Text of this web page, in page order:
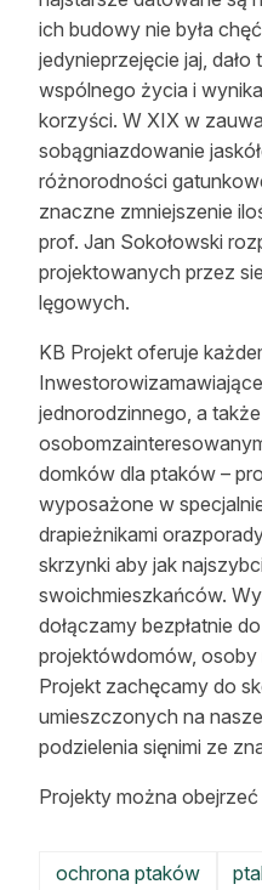
ich budowy nie była
jedynieprzejęcie jaj,
wspólnego życia i
korzyści. W XIX w
sobągniazdowanie
różnorodności
znaczne zmniejszenie
prof. Jan Sokołowski
projektowanych przez
lęgowych.
KB Projekt oferuje
jednorodzinnego, a
domków dla ptaków –
wyposażone w
drapieżnikami
skrzynki aby jak
swoichmieszkańców.
dołączamy bezpłatnie
projektówdomów, osoby
Projekt zachęcamy do
umieszczonych na
podzielenia sięnimi ze
Projekty można obejrzeć
ochrona ptaków